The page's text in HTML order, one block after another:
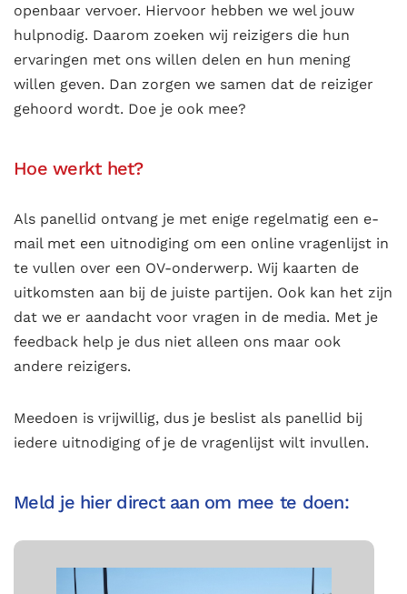
openbaar vervoer. Hiervoor hebben we wel jouw
hulpnodig. Daarom zoeken wij reizigers die hun
ervaringen met ons willen delen en hun mening
willen geven. Dan zorgen we samen dat de reiziger
gehoord wordt. Doe je ook mee?
Hoe werkt het?
Als panellid ontvang je met enige regelmatig een e-
mail met een uitnodiging om een online vragenlijst in
te vullen over een OV-onderwerp. Wij kaarten de
uitkomsten aan bij de juiste partijen. Ook kan het zijn
dat we er aandacht voor vragen in de media. Met je
feedback help je dus niet alleen ons maar ook
andere reizigers.
Meedoen is vrijwillig, dus je beslist als panellid bij
iedere uitnodiging of je de vragenlijst wilt invullen.
Meld je hier direct aan om mee te doen: